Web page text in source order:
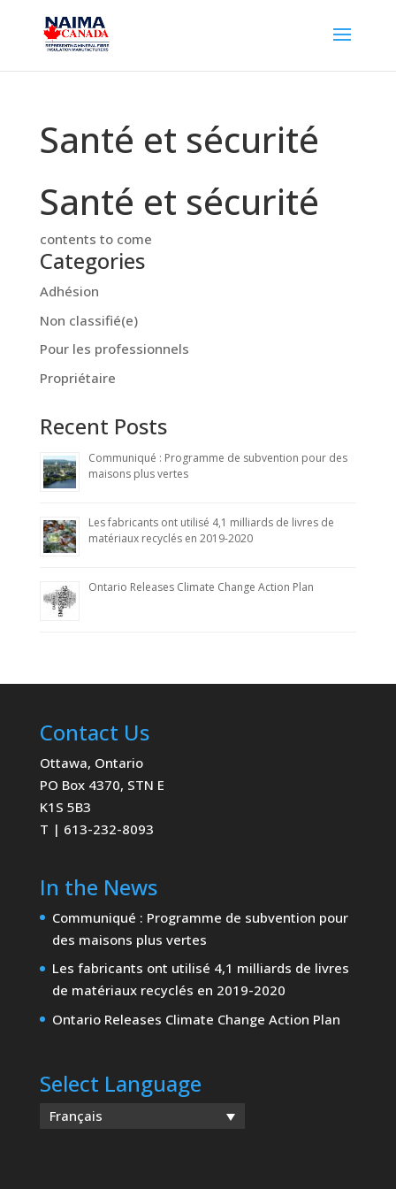
Santé et sécurité
Santé et sécurité
contents to come
Categories
Adhésion
Non classifié(e)
Pour les professionnels
Propriétaire
Recent Posts
Communiqué : Programme de subvention pour des
maisons plus vertes
Les fabricants ont utilisé 4,1 milliards de livres de
matériaux recyclés en 2019-2020
Ontario Releases Climate Change Action Plan
Contact Us
Ottawa, Ontario
PO Box 4370, STN E
K1S 5B3
T | 613-232-8093
In the News
Communiqué : Programme de subvention pour
des maisons plus vertes
Les fabricants ont utilisé 4,1 milliards de livres
de matériaux recyclés en 2019-2020
Ontario Releases Climate Change Action Plan
Select Language
Français